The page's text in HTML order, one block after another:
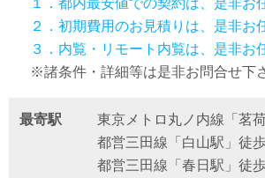
１．都内最安値での契約は、是非お
２．初期費用のお見積りは、是非お
３．内覧・リモート内覧は、是非お
※諸条件・詳細等は是非お問合せ下
最寄駅
東京メトロ丸ノ内線「茗
都営三田線「白山駅」徒
都営三田線「春日駅」徒